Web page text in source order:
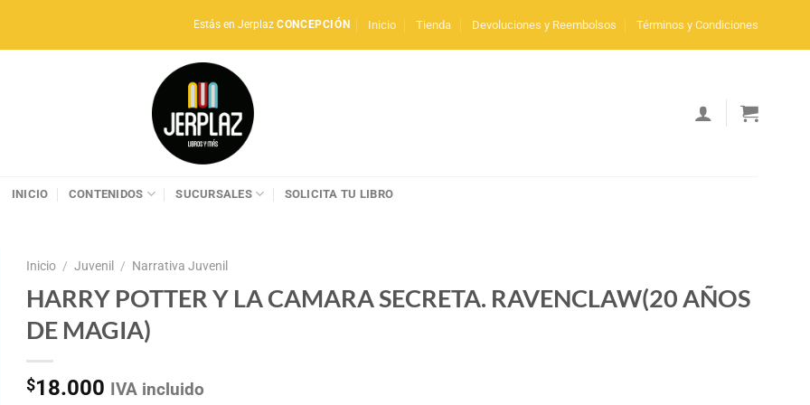
Estás en JerplazCONCEPCIÓN Inicio Tienda Devoluciones y Reembolsos Términos y Condiciones
INICIO CONTENIDOS SUCURSALES SOLICITA TU LIBRO
Inicio / Juvenil / Narrativa Juvenil
HARRY POTTER Y LA CAMARA SECRETA. RAVENCLAW(20 AÑOS
DE MAGIA)
$18.000 IVA incluido